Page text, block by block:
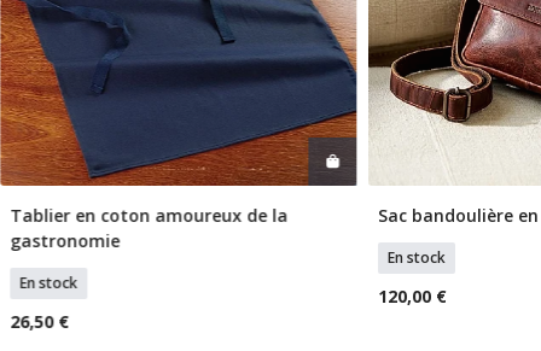
Ajouter Au Panier
Tablier en coton amoureux de la
gastronomie
En stock
26,50 €
Ajouter
Sac bandoulière
En stock
120,00 €